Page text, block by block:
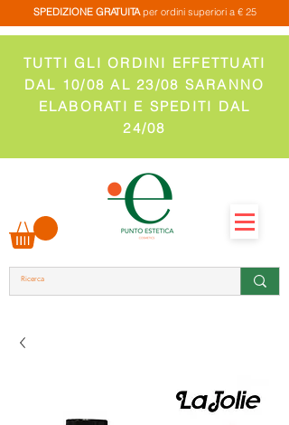
SPEDIZIONE GRATUITAper ordini superiori a € 25
TUTTI GLI ORDINI EFFETTUATI
DAL 10/08 AL 23/08 SARANNO
ELABORATI E SPEDITI DAL
24/08